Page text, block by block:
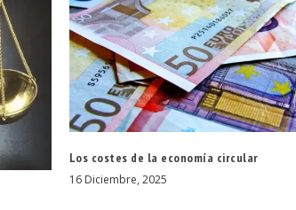
Los costes de la economía circular
16 Diciembre, 2025